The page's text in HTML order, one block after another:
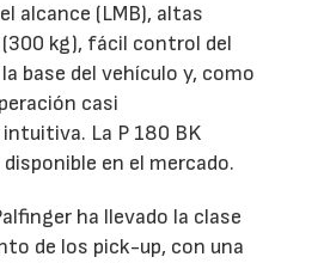
alcance (LMB), altas
kg), fácil control del
base del vehículo y, como
casi
La P 180 BK
en el mercado.
ha llevado la clase
de los pick-up, con una